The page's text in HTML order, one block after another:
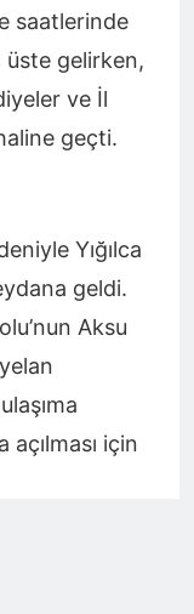
saatlerinde
üste gelirken,
ve İl
geçti.
Yığılca
geldi.
Aksu
açılması için